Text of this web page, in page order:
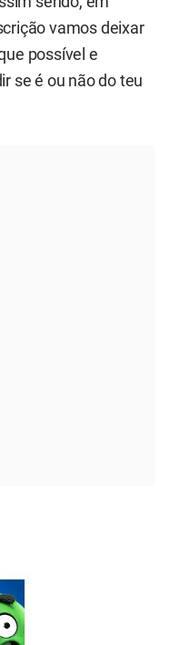
vamos deixar
possível e
se é ou não do teu